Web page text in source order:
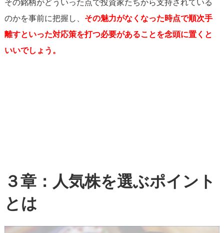
その銘柄がどういった点で投資家たちから支持されている
のかを事前に把握し、 その魅力がなくなった時点で順次手
離すといった対応策を打つ必要があることを念頭に置くと
いいでしょう。
３章：人気株を選ぶポイント
とは